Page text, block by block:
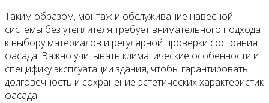
Таким образом, монтаж и обслуживание навесной
системы без утеплителя требует внимательного подхода
к выбору материалов и регулярной проверки состояния
фасада. Важно учитывать климатические особенности и
специфику эксплуатации здания, чтобы гарантировать
долговечность и сохранение эстетических характеристик
фасада.